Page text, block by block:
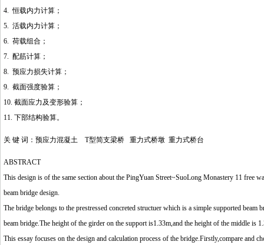
4. 恒载内力计算；
5. 活载内力计算；
6. 荷载组合；
7. 配筋计算；
8. 预应力损失计算；
9. 截面强度验算；
10. 截面应力及变形验算；
11. 下部结构验算。
关 键 词：预应力混凝土 T型简支梁桥 重力式桥墩 重力式桥台
ABSTRACT
This design is of the same section about the PingYuan Street~SuoLong Monastery 11 free
beam bridge design.
The bridge belongs to the prestressed concreted structuer which is a simple supported
beam bridge.The height of the girder on the support is1.33m,and the height of the middle is
This essay focuses on the design and calculation process of the bridge.Firstly,compare and